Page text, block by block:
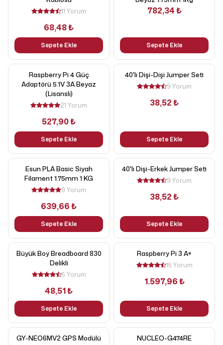
11 Yorum
68,48 ₺
Sepete Ekle
782,34 ₺
Sepete Ekle
Raspberry Pi 4 Güç
Adaptörü 5.1V 3A Beyaz
(Lisanslı)
21 Yorum
527,90 ₺
Sepete Ekle
40'lı Dişi-Dişi Jumper Seti
9 Yorum
38,52 ₺
Sepete Ekle
Esun PLA Basic Siyah
Filament 1.75mm 1 KG
9 Yorum
639,66 ₺
Sepete Ekle
40'lı Dişi-Erkek Jumper Seti
9 Yorum
38,52 ₺
Sepete Ekle
Büyük Boy Breadboard 830
Delikli
5 Yorum
48,51 ₺
Sepete Ekle
Raspberry Pi 3 A+
15 Yorum
1.597,96 ₺
Sepete Ekle
GY-NEO6MV2 GPS Modülü NUCLEO-G474RE